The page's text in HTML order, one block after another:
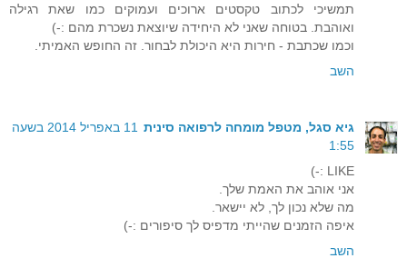
תמשיכי לכתוב טקסטים ארוכים ועמוקים כמו שאת רגילה
ואוהבת. בטוחה שאני לא היחידה שיוצאת נשכרת מהם :-)
וכמו שכתבת - חירות היא היכולת לבחור. זה החופש האמיתי.
השב
גיא סגל, מטפל מומחה לרפואה סינית
11 באפריל 2014 בשעה
1:55
LIKE :-)
אני אוהב את האמת שלך.
מה שלא נכון לך, לא יישאר.
איפה הזמנים שהייתי מדפיס לך סיפורים :-)
השב